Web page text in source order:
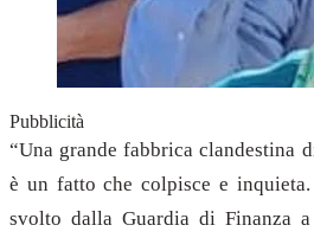
Pubblicità
“Una grande fabbrica clandestina
è un fatto che colpisce e
svolto dalla Guardia di Finanza